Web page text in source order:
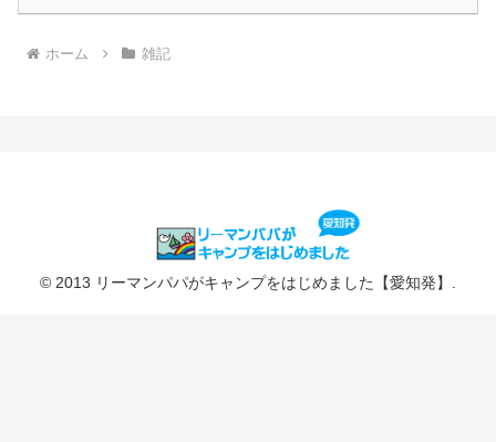
ホーム 雑記
© 2013 リーマンパパがキャンプをはじめました【愛知発】.